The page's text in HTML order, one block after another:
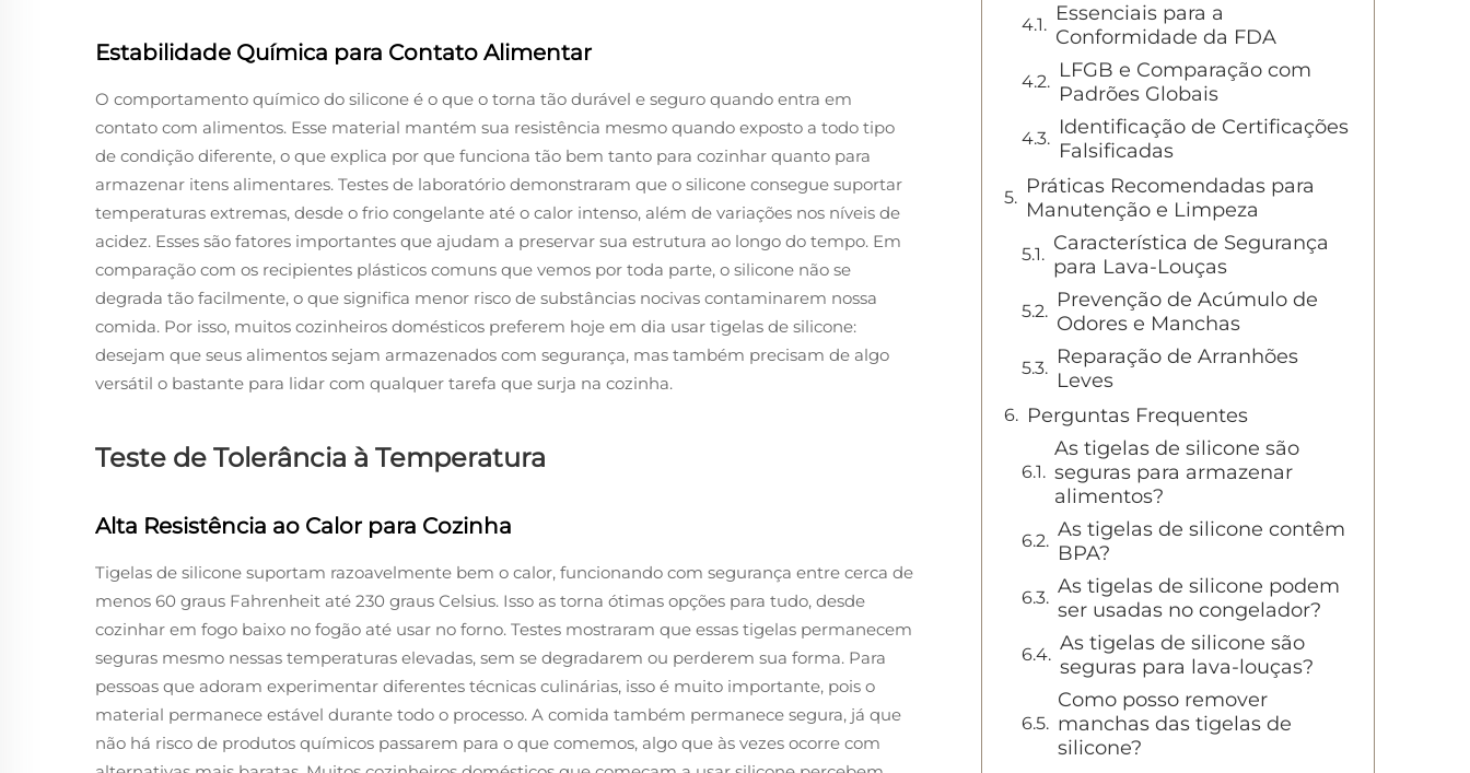
Estabilidade Química para Contato Alimentar
O comportamento químico do silicone é o que o torna tão durável e seguro quando entra em
contato com alimentos. Esse material mantém sua resistência mesmo quando exposto a todo tipo
de condição diferente, o que explica por que funciona tão bem tanto para cozinhar quanto para
armazenar itens alimentares. Testes de laboratório demonstraram que o silicone consegue suportar
temperaturas extremas, desde o frio congelante até o calor intenso, além de variações nos níveis de
acidez. Esses são fatores importantes que ajudam a preservar sua estrutura ao longo do tempo. Em
comparação com os recipientes plásticos comuns que vemos por toda parte, o silicone não se
degrada tão facilmente, o que significa menor risco de substâncias nocivas contaminarem nossa
comida. Por isso, muitos cozinheiros domésticos preferem hoje em dia usar tigelas de silicone:
desejam que seus alimentos sejam armazenados com segurança, mas também precisam de algo
versátil o bastante para lidar com qualquer tarefa que surja na cozinha.
Teste de Tolerância à Temperatura
Alta Resistência ao Calor para Cozinha
Tigelas de silicone suportam razoavelmente bem o calor, funcionando com segurança entre cerca de
menos 60 graus Fahrenheit até 230 graus Celsius. Isso as torna ótimas opções para tudo, desde
cozinhar em fogo baixo no fogão até usar no forno. Testes mostraram que essas tigelas permanecem
seguras mesmo nessas temperaturas elevadas, sem se degradarem ou perderem sua forma. Para
pessoas que adoram experimentar diferentes técnicas culinárias, isso é muito importante, pois o
material permanece estável durante todo o processo. A comida também permanece segura, já que
não há risco de produtos químicos passarem para o que comemos, algo que às vezes ocorre com
Essenciais para a
Conformidade da FDA
LFGB e Comparação com
Padrões Globais
Identificação de Certificações
Falsificadas
Práticas Recomendadas para
Manutenção e Limpeza
Característica de Segurança
para Lava-Louças
Prevenção de Acúmulo de
Odores e Manchas
Reparação de Arranhões
Leves
Perguntas Frequentes
As tigelas de silicone são
seguras para armazenar
alimentos?
As tigelas de silicone contêm
BPA?
As tigelas de silicone podem
ser usadas no congelador?
As tigelas de silicone são
seguras para lava-louças?
Como posso remover
manchas das tigelas de
silicone?